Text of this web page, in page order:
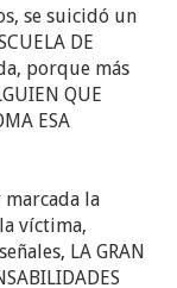
se suicidó un
DE
porque más
QUE
ESA
la
víctima,
LA GRAN